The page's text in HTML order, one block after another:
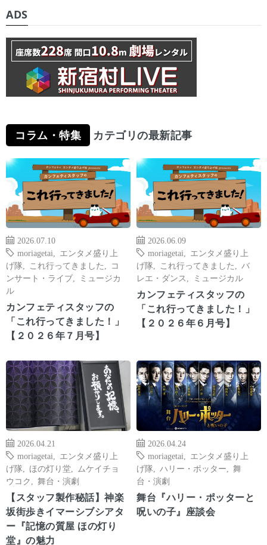
ADS
コラム・特集 カテゴリの最新記事
2026.07.10
moriagetai
エンタメ盛り上
げ隊
これ行ってきました
コ
ンサート・ライブ
ミュージカ
ル
カンフェティスタッフの
「これ行ってきました！」
【２０２６年７月号】
2026.06.09
moriagetai
エンタメ盛り上
げ隊
これ行ってきました
バ
レエ・ダンス
ミュージカル
カンフェティスタッフの
「これ行ってきました！」
【２０２６年６月号】
2026.04.21
moriagetai
エンタメ盛り上
げ隊
ほの灯り堂
ムケイチョ
ウコク
舞台・演劇
【スタッフ製作秘話】神楽
坂街歩きイマーシブシアタ
ー『記憶の質屋 ほの灯り
堂』の魅力
2026.04.24
moriagetai
エンタメ盛り上
げ隊
ハリー・ポッター
舞
台・演劇
舞台『ハリー・ポッターと
呪いの子』座談会